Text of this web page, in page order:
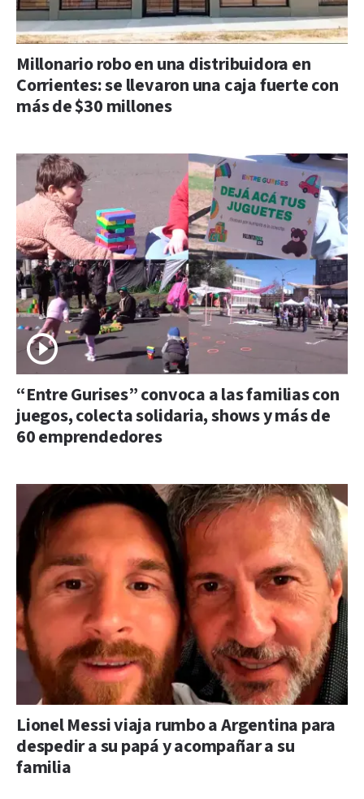
Millonario robo en una distribuidora en
Corrientes: se llevaron una caja fuerte con
más de $30 millones
“Entre Gurises” convoca a las familias con
juegos, colecta solidaria, shows y más de
60 emprendedores
Lionel Messi viaja rumbo a Argentina para
despedir a su papá y acompañar a su
familia